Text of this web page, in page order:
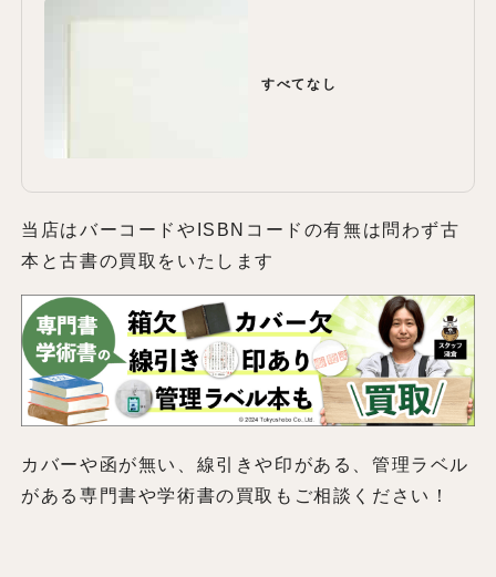
すべてなし
当店はバーコードやISBNコードの有無は問わず古
本と古書の買取をいたします
カバーや函が無い、線引きや印がある、管理ラベル
がある専門書や学術書の買取もご相談ください！